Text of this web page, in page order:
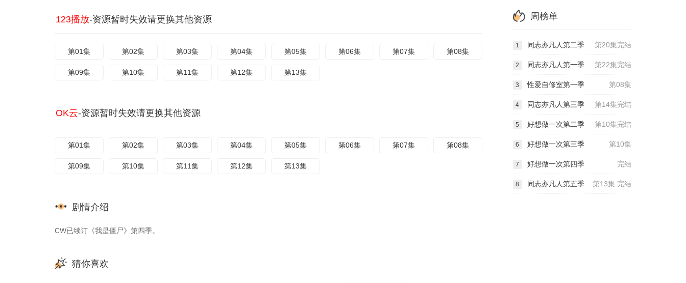
123播放-资源暂时失效请更换其他资源
第01集 第02集 第03集 第04集 第05集 第06集 第07集 第08集
第09集 第10集 第11集 第12集 第13集
OK云-资源暂时失效请更换其他资源
第01集 第02集 第03集 第04集 第05集 第06集 第07集 第08集
第09集 第10集 第11集 第12集 第13集
剧情介绍
CW已续订《我是僵尸》第四季。
猜你喜欢
周榜单
第20集完结
1 同志亦凡人第二季
第22集完结
2 同志亦凡人第一季
第08集
3 性爱自修室第一季
第14集完结
4 同志亦凡人第三季
第10集完结
5 好想做一次第二季
第10集
6 好想做一次第三季
完结
7 好想做一次第四季
第13集 完结
8 同志亦凡人第五季